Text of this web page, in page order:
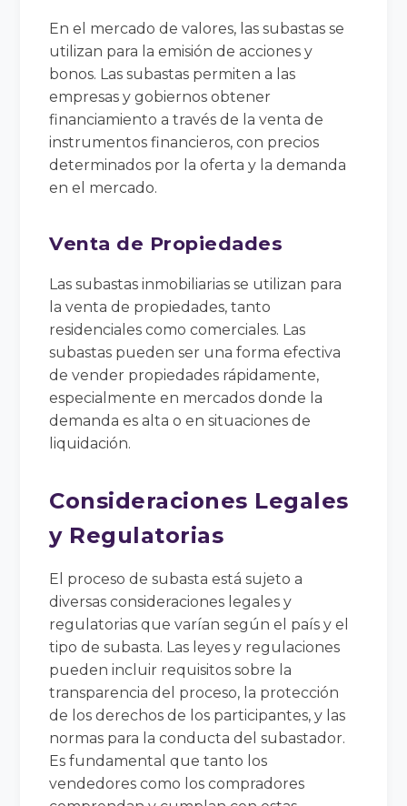
En el mercado de valores, las subastas se
utilizan para la emisión de acciones y
bonos. Las subastas permiten a las
empresas y gobiernos obtener
financiamiento a través de la venta de
instrumentos financieros, con precios
determinados por la oferta y la demanda
en el mercado.
Venta de Propiedades
Las subastas inmobiliarias se utilizan para
la venta de propiedades, tanto
residenciales como comerciales. Las
subastas pueden ser una forma efectiva
de vender propiedades rápidamente,
especialmente en mercados donde la
demanda es alta o en situaciones de
liquidación.
Consideraciones Legales
y Regulatorias
El proceso de subasta está sujeto a
diversas consideraciones legales y
regulatorias que varían según el país y el
tipo de subasta. Las leyes y regulaciones
pueden incluir requisitos sobre la
transparencia del proceso, la protección
de los derechos de los participantes, y las
normas para la conducta del subastador.
Es fundamental que tanto los
vendedores como los compradores